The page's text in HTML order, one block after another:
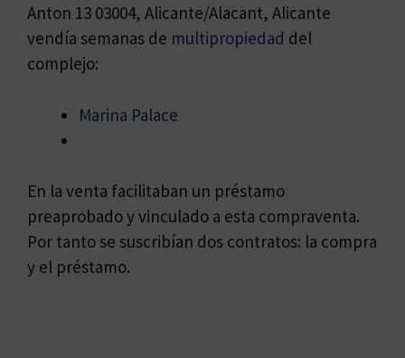
Anton 13 03004, Alicante/Alacant, Alicante
vendía semanas de multipropiedad del
complejo:
Marina Palace
En la venta facilitaban un préstamo
preaprobado y vinculado a esta compraventa.
Por tanto se suscribían dos contratos: la compra
y el préstamo.